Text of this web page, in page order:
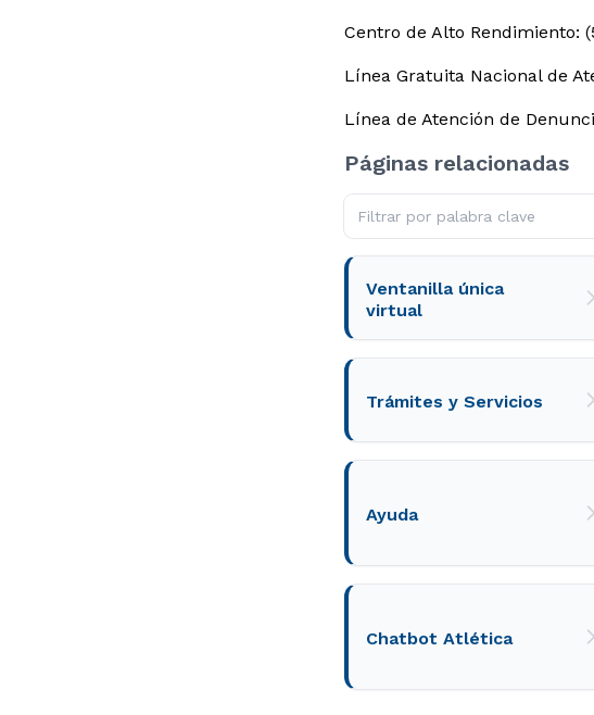
Centro de Alto Rendimiento:
Línea Gratuita Nacional de
Línea de Atención de
Páginas relacionadas
Ventanilla única
virtual
Trámites y Servicios
Ayuda
Chatbot Atlética